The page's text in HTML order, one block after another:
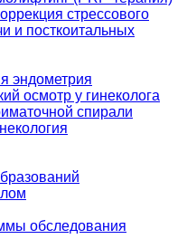
стрессового
и посткоитальных
эндометрия
осмотр у гинеколога
спирали
обследования